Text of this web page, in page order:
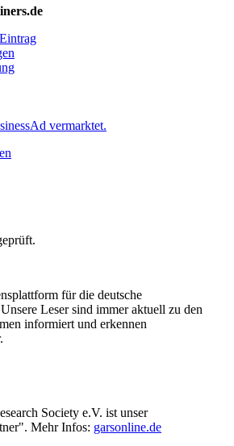
vermarktet.
für die deutsche
Leser sind immer aktuell zu den
informiert und erkennen
Society e.V. ist unser
Mehr Infos: garsonline.de